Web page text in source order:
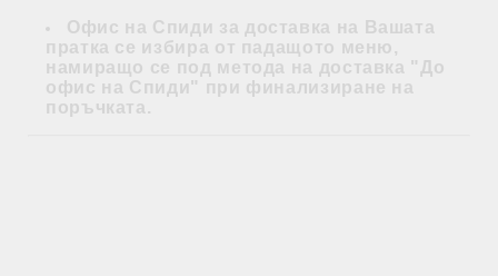
Офис на Спиди за доставка на Вашата
пратка се избира от падащото меню,
намиращо се под метода на доставка "До
офис на Спиди" при финализиране на
поръчката.